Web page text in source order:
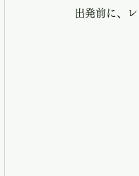
出発前に、